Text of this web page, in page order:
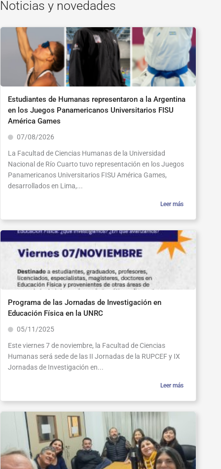
Noticias y novedades
Estudiantes de Humanas representaron a la Argentina
en los Juegos Panamericanos Universitarios FISU
América Games
07/08/2026
La Facultad de Ciencias Humanas de la Universidad
Nacional de Río Cuarto tuvo representación en los Juegos
Panamericanos Universitarios FISU América Games,
desarrollados en Lima,...
Leer más
Programa de las Jornadas de Investigación en
Educación Física en la UNRC
05/11/2025
Este viernes 7 de noviembre, la Facultad de Ciencias
Humanas será sede de las II Jornadas de la RUPCEF y IX
Jornadas de Investigación en...
Leer más